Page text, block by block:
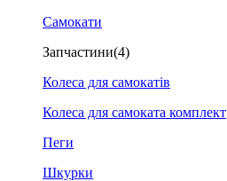
Самокати
Запчастини(4)
Колеса для самокатів
Колеса для самоката комплект
Пеги
Шкурки